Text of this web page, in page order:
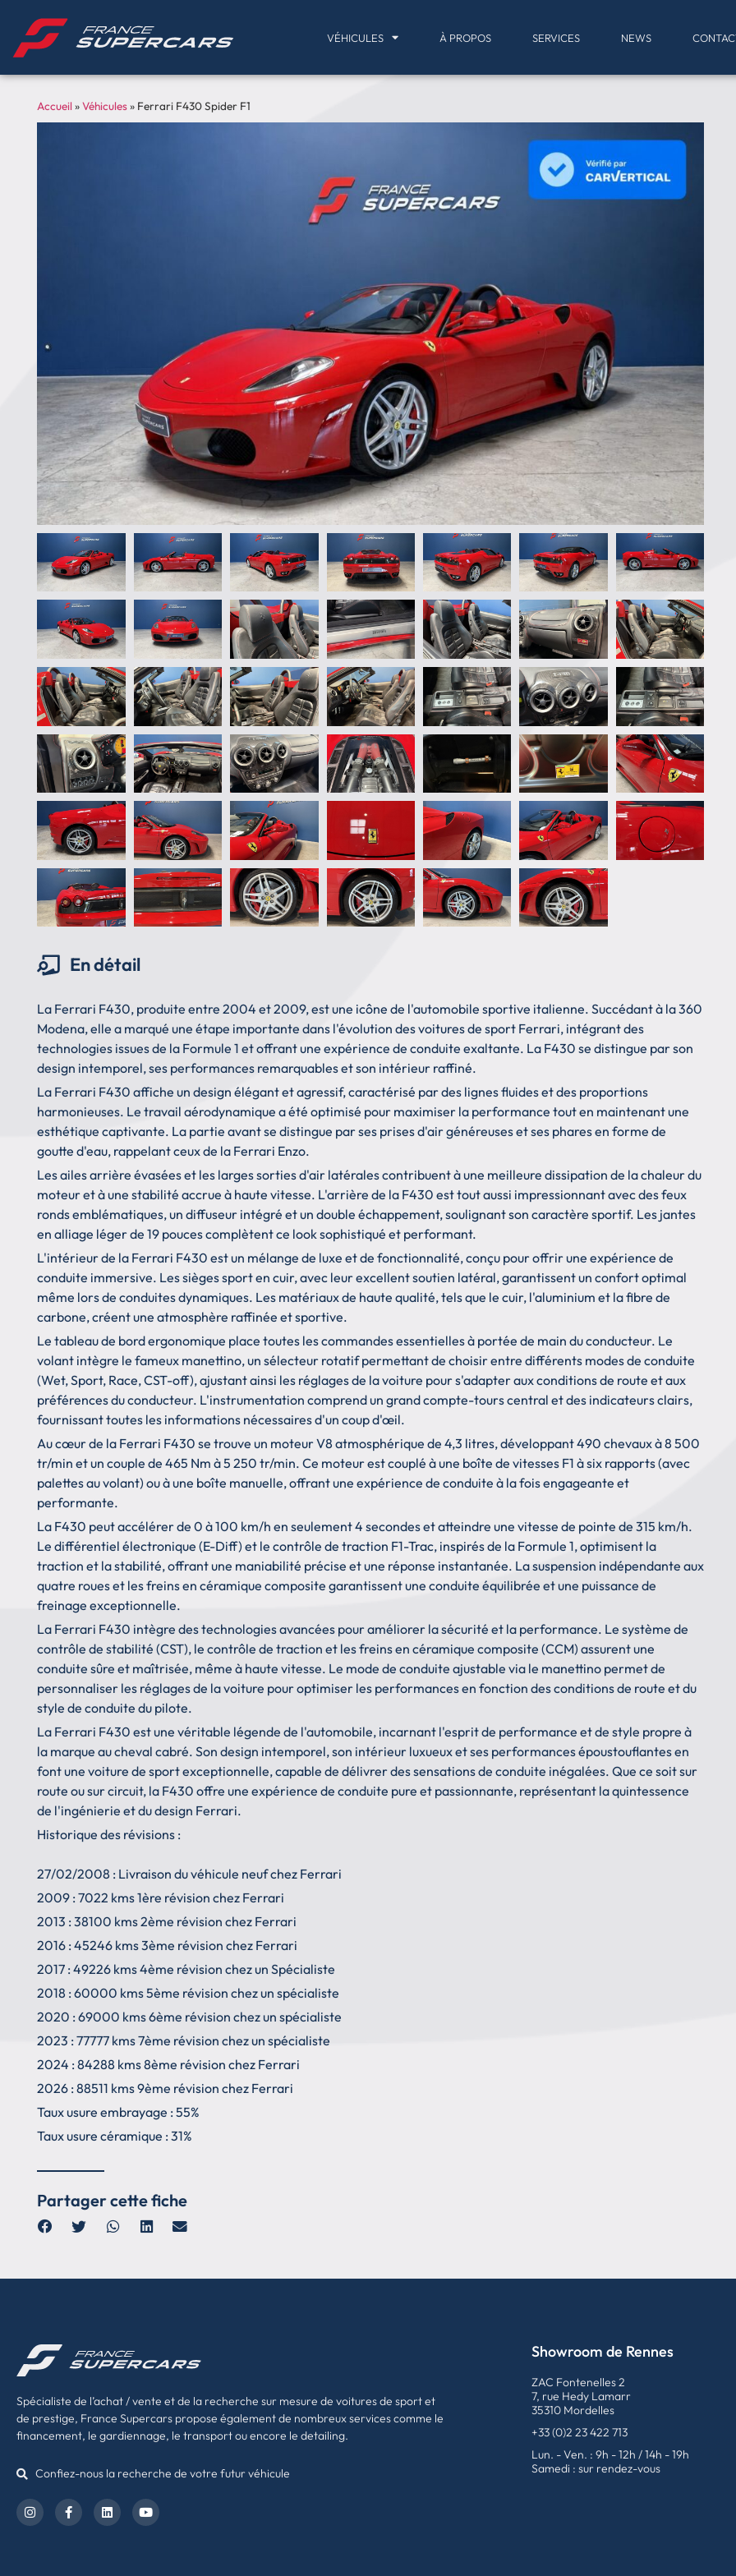
VÉHICULES À PROPOS SERVICES NEWS
Accueil»Véhicules» Ferrari F430 Spider F1
En détail
La Ferrari F430, produite entre 2004 et 2009, est une icône de l'automobile sportive italienne. Succédant à la 360
Modena, elle a marqué une étape importante dans l'évolution des voitures de sport Ferrari, intégrant des
technologies issues de la Formule 1 et offrant une expérience de conduite exaltante. La F430 se distingue par son
design intemporel, ses performances remarquables et son intérieur raffiné.
La Ferrari F430 affiche un design élégant et agressif, caractérisé par des lignes fluides et des proportions
harmonieuses. Le travail aérodynamique a été optimisé pour maximiser la performance tout en maintenant une
esthétique captivante. La partie avant se distingue par ses prises d'air généreuses et ses phares en forme de
goutte d'eau, rappelant ceux de la Ferrari Enzo.
Les ailes arrière évasées et les larges sorties d'air latérales contribuent à une meilleure dissipation de la chaleur du
moteur et à une stabilité accrue à haute vitesse. L'arrière de la F430 est tout aussi impressionnant avec des feux
ronds emblématiques, un diffuseur intégré et un double échappement, soulignant son caractère sportif. Les jantes
en alliage léger de 19 pouces complètent ce look sophistiqué et performant.
L'intérieur de la Ferrari F430 est un mélange de luxe et de fonctionnalité, conçu pour offrir une expérience de
conduite immersive. Les sièges sport en cuir, avec leur excellent soutien latéral, garantissent un confort optimal
même lors de conduites dynamiques. Les matériaux de haute qualité, tels que le cuir, l'aluminium et la fibre de
carbone, créent une atmosphère raffinée et sportive.
Le tableau de bord ergonomique place toutes les commandes essentielles à portée de main du conducteur. Le
volant intègre le fameux manettino, un sélecteur rotatif permettant de choisir entre différents modes de conduite
(Wet, Sport, Race, CST-off), ajustant ainsi les réglages de la voiture pour s'adapter aux conditions de route et aux
préférences du conducteur. L'instrumentation comprend un grand compte-tours central et des indicateurs clairs,
fournissant toutes les informations nécessaires d'un coup d'œil.
Au cœur de la Ferrari F430 se trouve un moteur V8 atmosphérique de 4,3 litres, développant 490 chevaux à 8 500
tr/min et un couple de 465 Nm à 5 250 tr/min. Ce moteur est couplé à une boîte de vitesses F1 à six rapports (avec
palettes au volant) ou à une boîte manuelle, offrant une expérience de conduite à la fois engageante et
performante.
La F430 peut accélérer de 0 à 100 km/h en seulement 4 secondes et atteindre une vitesse de pointe de 315 km/h.
Le différentiel électronique (E-Diff) et le contrôle de traction F1-Trac, inspirés de la Formule 1, optimisent la
traction et la stabilité, offrant une maniabilité précise et une réponse instantanée. La suspension indépendante aux
quatre roues et les freins en céramique composite garantissent une conduite équilibrée et une puissance de
freinage exceptionnelle.
La Ferrari F430 intègre des technologies avancées pour améliorer la sécurité et la performance. Le système de
contrôle de stabilité (CST), le contrôle de traction et les freins en céramique composite (CCM) assurent une
conduite sûre et maîtrisée, même à haute vitesse. Le mode de conduite ajustable via le manettino permet de
personnaliser les réglages de la voiture pour optimiser les performances en fonction des conditions de route et du
style de conduite du pilote.
La Ferrari F430 est une véritable légende de l'automobile, incarnant l'esprit de performance et de style propre à
la marque au cheval cabré. Son design intemporel, son intérieur luxueux et ses performances époustouflantes en
font une voiture de sport exceptionnelle, capable de délivrer des sensations de conduite inégalées. Que ce soit sur
route ou sur circuit, la F430 offre une expérience de conduite pure et passionnante, représentant la quintessence
de l'ingénierie et du design Ferrari.
Historique des révisions :
27/02/2008 : Livraison du véhicule neuf chez Ferrari
2009 : 7022 kms 1ère révision chez Ferrari
2013 : 38100 kms 2ème révision chez Ferrari
2016 : 45246 kms 3ème révision chez Ferrari
2017 : 49226 kms 4ème révision chez un Spécialiste
2018 : 60000 kms 5ème révision chez un spécialiste
2020 : 69000 kms 6ème révision chez un spécialiste
2023 : 77777 kms 7ème révision chez un spécialiste
2024 : 84288 kms 8ème révision chez Ferrari
2026 : 88511 kms 9ème révision chez Ferrari
Taux usure embrayage : 55%
Taux usure céramique : 31%
Partager cette fiche
Spécialiste de l’achat / vente et de la recherche sur mesure de voitures de sport et
de prestige, France Supercars propose également de nombreux services comme le
financement, le gardiennage, le transport ou encore le detailing.
Confiez-nous la recherche de votre futur véhicule
Showroom de Rennes
ZAC Fontenelles 2
7, rue Hedy Lamarr
35310 Mordelles
+33 (0)2 23 422 713
Lun. - Ven. : 9h - 12h / 14h - 19h
Samedi : sur rendez-vous